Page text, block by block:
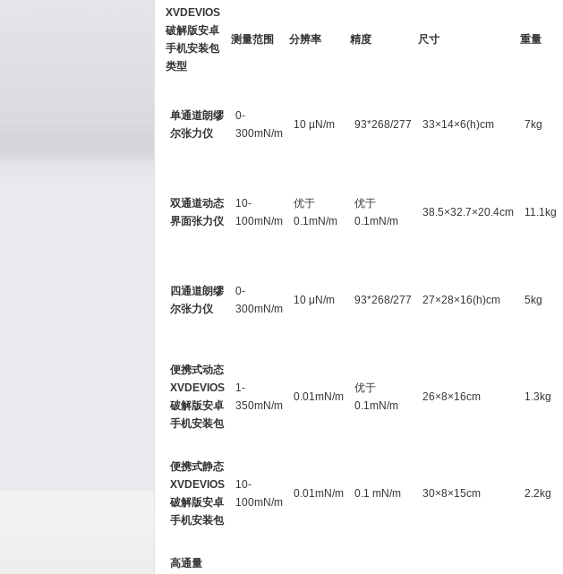
XVDEVIOS
破解版安卓
手机安装包
类型
测量范围 分辨率 精度 尺寸 重量
单通道朗缪
尔张力仪
0-
300mN/m
10 µN/m 93*268/277 33×14×6(h)cm 7kg
双通道动态
界面张力仪
10-
100mN/m
优于
0.1mN/m
优于
0.1mN/m
38.5×32.7×20.4cm 11.1kg
四通道朗缪
尔张力仪
0-
300mN/m
10 μN/m 93*268/277 27×28×16(h)cm 5kg
便携式动态
XVDEVIOS
破解版安卓
手机安装包
1-
350mN/m
0.01mN/m
优于
0.1mN/m
26×8×16cm 1.3kg
便携式静态
XVDEVIOS
破解版安卓
手机安装包
10-
100mN/m
0.01mN/m 0.1 mN/m 30×8×15cm 2.2kg
高通量